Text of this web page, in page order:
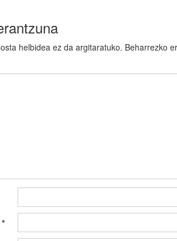
helbidea ez da argitaratuko. Beharrezko
*